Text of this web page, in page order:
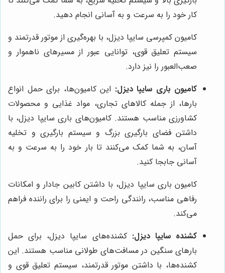
کار خود را به سرعت و به آسانی انجام دهید.
کامیون کمپرسی سایپا دیزل، با بهره‌گیری از موتور قدرتمند و
سیستم تعلیق قوی، توانایی عبور از مسیرهای ناهموار و
صعب‌العبور را نیز دارد.
کامیون باری سایپا دیزل: این کامیون‌ها، برای حمل انواع
بارها، از جمله کالاهای تجاری، مواد غذایی و محصولات
کشاورزی مناسب هستند. کامیون‌های باری سایپا دیزل، با
داشتن فضای بارگیری بزرگ و سیستم بارگیری و تخلیه
آسان، به شما کمک می‌کنند تا بار خود را به سرعت و به
آسانی جابجا کنید.
کامیون باری سایپا دیزل، با داشتن کابین جادار و امکانات
رفاهی مناسب، رانندگی راحت و ایمنی را برای راننده فراهم
می‌کند.
کشنده سایپا دیزل: کشنده‌های سایپا دیزل، برای حمل
بارهای سنگین در مسافت‌های طولانی مناسب هستند. این
کشنده‌ها، با داشتن موتور قدرتمند، سیستم تعلیق قوی و